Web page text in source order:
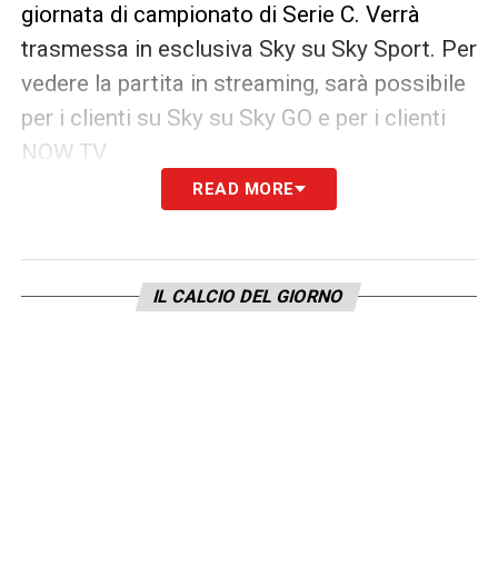
giornata di campionato di Serie C. Verrà
trasmessa in esclusiva Sky su Sky Sport. Per
vedere la partita in streaming, sarà possibile
per i clienti su Sky su Sky GO e per i clienti
NOW TV.
READ MORE
IL CALCIO DEL GIORNO